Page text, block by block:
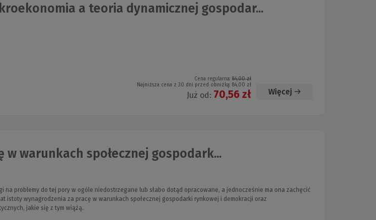
a teoria dynamicznej gospodar...
Cena regularna: 84,00 zł
Najniższa cena z 30 dni przed obniżką: 84,00 zł
Już od: 70,56 zł Więcej
w warunkach społecznej gospodark...
na problemy do tej pory w ogóle niedostrzegane lub słabo dotąd opracowane, a jednocześnie ma ona zachęcić
istoty wynagrodzenia za pracę w warunkach społecznej gospodarki rynkowej i demokracji oraz
jakie się z tym wiążą.